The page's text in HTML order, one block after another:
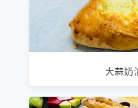
大蒜奶